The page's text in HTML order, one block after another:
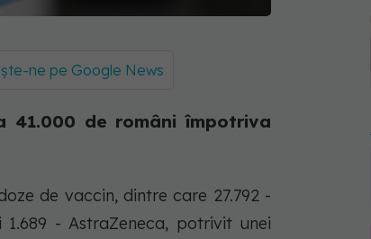
ne pe Google News
de români împotriva
de vaccin, dintre care 27.792 -
1.689 - AstraZeneca, potrivit unei